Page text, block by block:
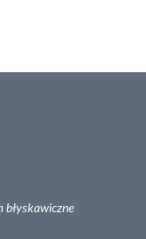
błyskawiczne